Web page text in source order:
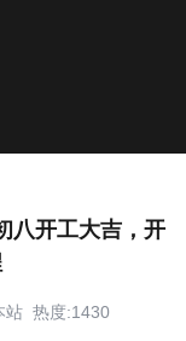
八开工大吉，开
站 热度:1430